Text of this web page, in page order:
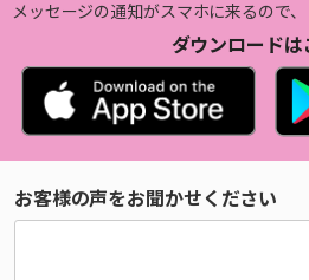
メッセージの通知がスマホに来るので、
ダウンロードは
お客様の声をお聞かせください